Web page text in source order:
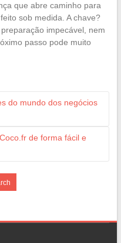
que abre caminho para
sob medida. A chave?
impecável, nem
passo pode muito
do mundo dos negócios
de forma fácil e